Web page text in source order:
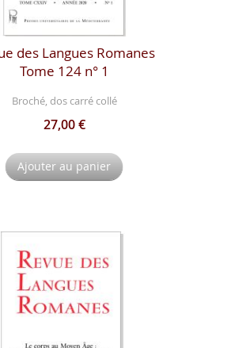
des Langues Romanes
Tome 124 n° 1
Broché, dos carré collé
27,00 €
Ajouter au panier